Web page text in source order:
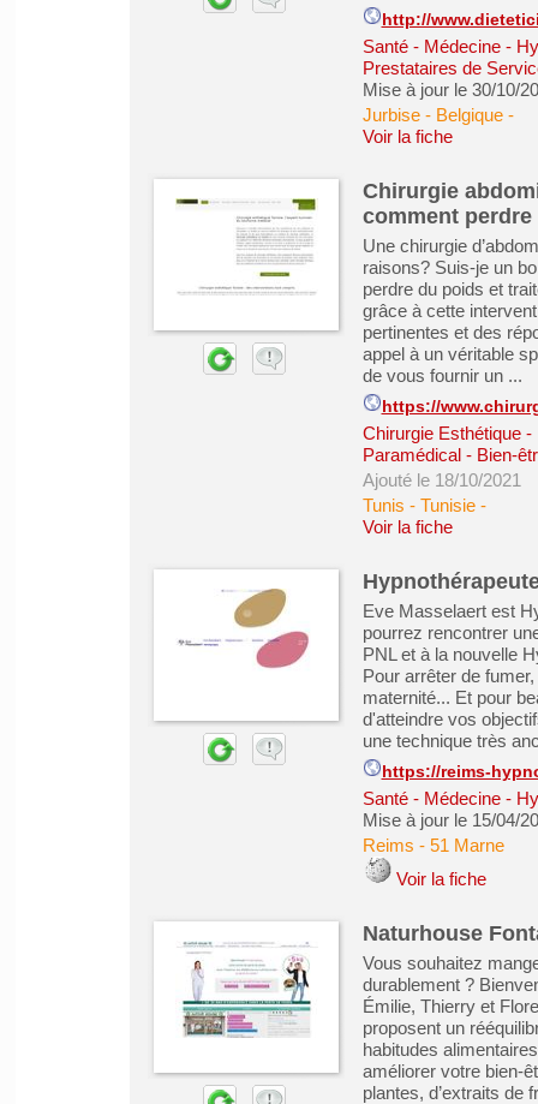
http://
Santé - Médecine -
Prestataires de
Mise à jour le 30/10/
Jurbise - Belgique-
Voir la fiche
Chirurgie
comment
Une chirurgie
raisons? Suis-je un
perdre du poids et
grâce à cette
pertinentes et des
appel à un véritable
de vous fournir un ...
https://
Chirurgie Esthétique
Paramédical - Bien-
Ajouté le 18/10/2021
Tunis - Tunisie-
Voir la fiche
Eve Masselaert est
pourrez rencontrer
PNL et à la nouvelle
Pour arrêter de
maternité... Et pour
d'atteindre vos
une technique très
https://reims-
Santé - Médecine -
Mise à jour le 15/04/
Reims - 51 Marne
Voir la fiche
Naturhouse
Vous souhaitez
durablement ?
Émilie, Thierry et
proposent un
habitudes
améliorer votre bien-
plantes, d’extraits de